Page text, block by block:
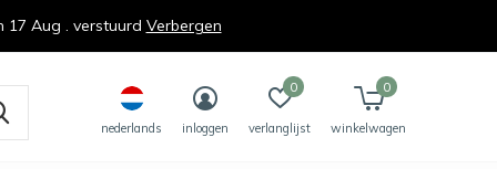
nederlands inloggen verlanglijst
0
winkelwagen
0
Aug . verstuurd Verbergen